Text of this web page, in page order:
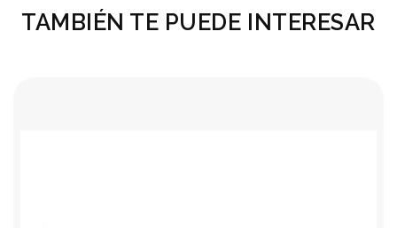
TAMBIÉN TE PUEDE INTERESAR